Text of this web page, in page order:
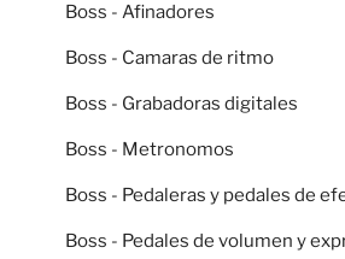
Boss - Afinadores
Boss - Camaras de ritmo
Boss - Grabadoras digitales
Boss - Metronomos
Boss - Pedaleras y pedales de
Boss - Pedales de volumen y